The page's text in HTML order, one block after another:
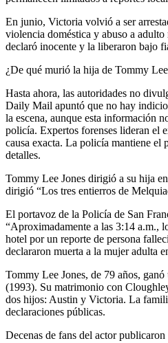
En junio, Victoria volvió a ser
violencia doméstica y abuso a
declaró inocente y la liberaron bajo
¿De qué murió la hija de Tommy
Hasta ahora, las autoridades no
Daily Mail apuntó que no hay
la escena, aunque esta información
policía. Expertos forenses lideran el
causa exacta. La policía mantiene el
detalles.
Tommy Lee Jones dirigió a su hija
dirigió “Los tres entierros de
El portavoz de la Policía de San
“Aproximadamente a las 3:14 a.m.,
hotel por un reporte de persona
declararon muerta a la mujer adulta
Tommy Lee Jones, de 79 años,
(1993). Su matrimonio con
dos hijos: Austin y Victoria. La
declaraciones públicas.
Decenas de fans del actor